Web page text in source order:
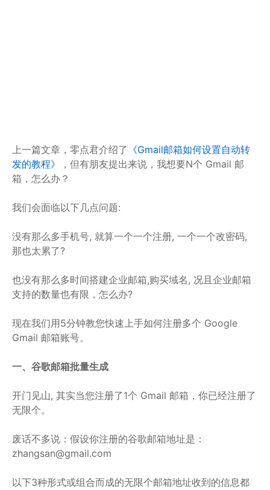
上一篇文章，零点君介绍了 《Gmail邮箱如何设置自动转
发的教程》
，但有朋友提出来说，我想要N个 Gmail 邮
箱，怎么办？
我们会面临以下几点问题:
没有那么多手机号, 就算一个一个注册, 一个一个改密码,
那也太累了?
也没有那么多时间搭建企业邮箱,购买域名, 况且企业邮箱
支持的数量也有限，怎么办?
现在我们用5分钟教您快速上手如何注册多个 Google
Gmail 邮箱账号。
一、谷歌邮箱批量生成
开门见山, 其实当您注册了1个 Gmail 邮箱，你已经注册了
无限个。
废话不多说：假设你注册的谷歌邮箱地址是：
zhangsan@gmail.com
以下3种形式或组合而成的无限个邮箱地址收到的信息都